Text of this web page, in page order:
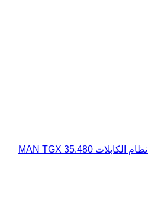
نظام الكابلات MAN TGX 35.480